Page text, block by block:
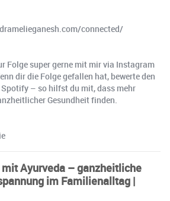
connected/
Folge super gerne mit mir via Instagram
dir die Folge gefallen hat, bewerte den
– so hilfst du mit, dass mehr
Gesundheit finden.
Ayurveda – ganzheitliche
im Familienalltag |